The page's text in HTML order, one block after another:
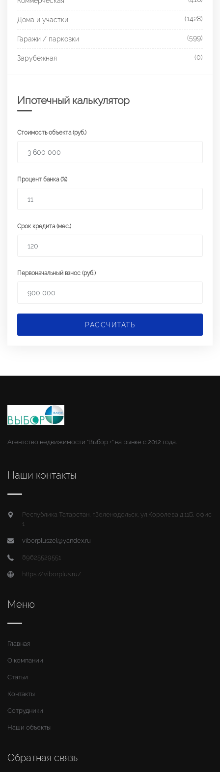
Дома и участки (1428)
Гаражи / парковки (599)
Зарубежная (0)
Ипотечный калькулятор
Стоимость объекта (руб.)
Процент банка (%)
Срок кредита (мес.)
Первоначальный взнос (руб.)
РАССЧИТАТЬ
Агентство недвижимости "Выбор +" на рынке с 2012 года.
Наши контакты
Республика Татарстан, г.Зеленодольск, ул.Королева д.11Б, офис
1
viborpluszel@yandex.ru
89625529551
https://viborplus.ru/
Меню
Главная
О компании
Статьи
Контакты
Сотрудники
Наши объекты
Обратная связь